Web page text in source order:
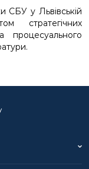
СБУ у Львівській
стратегічних
процесуального